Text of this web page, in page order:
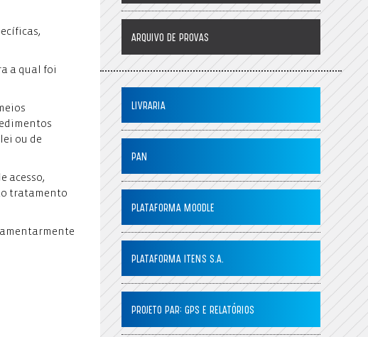
a qual foi
ou de
acesso,
tratamento
ARQUIVO DE PROVAS
LIVRARIA
PAN
PLATAFORMA MOODLE
PLATAFORMA ITENS S.A.
PROJETO PAR: GPS E RELATÓRIOS